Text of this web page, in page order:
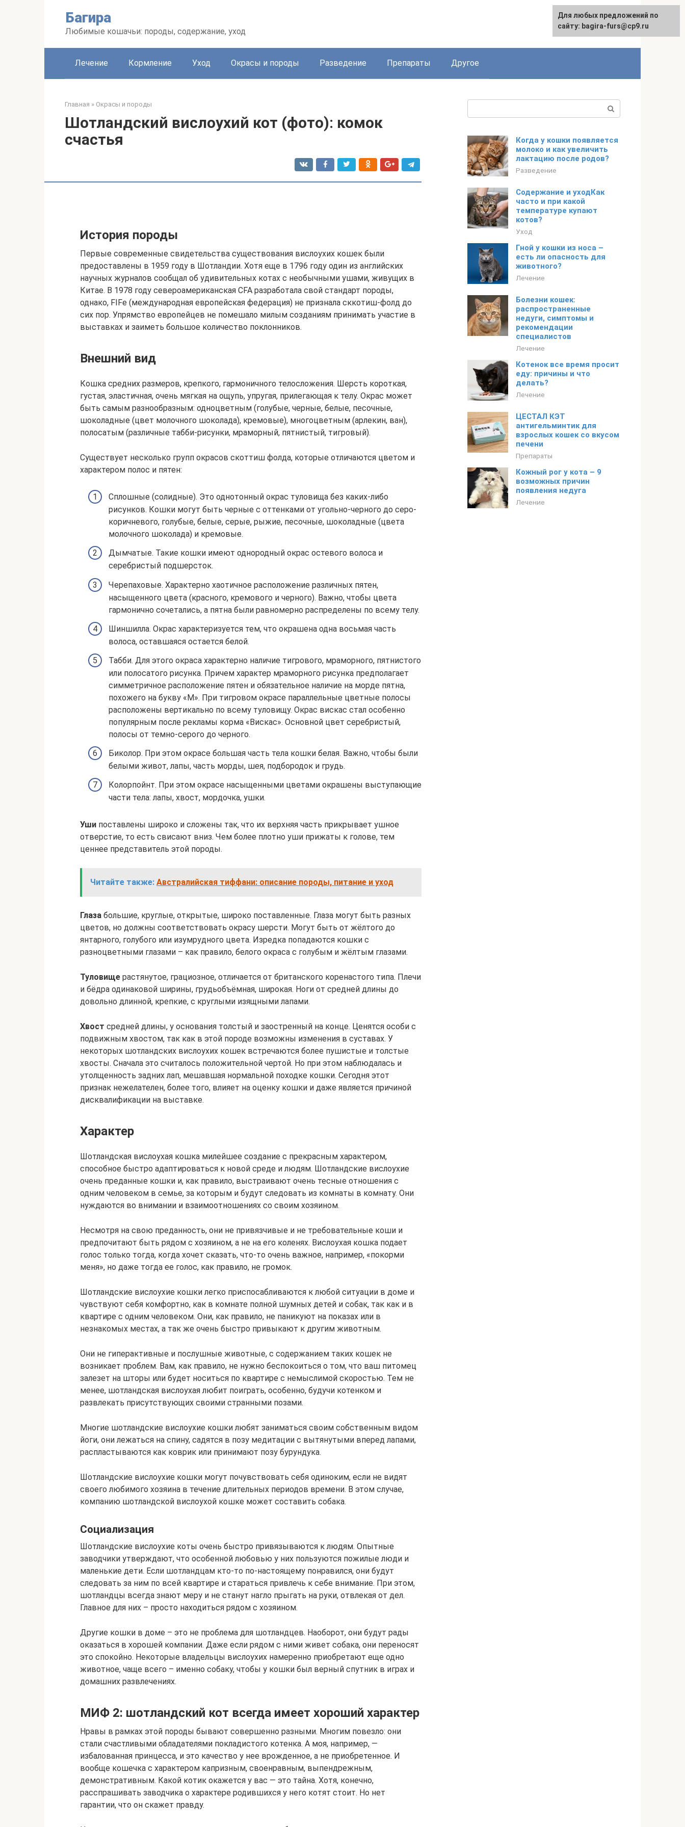
Багира
Любимые кошачьи: породы, содержание, уход
Лечение Кормление Уход Окрасы и породы Разведение Препараты Другое
Главная » Окрасы и породы
Шотландский вислоухий кот (фото): комок
счастья
История породы
Первые современные свидетельства существования вислоухих кошек были
предоставлены в 1959 году в Шотландии. Хотя еще в 1796 году один из английских
научных журналов сообщал об удивительных котах с необычными ушами, живущих в
Китае. В 1978 году североамериканская CFA разработала свой стандарт породы,
однако, FIFe (международная европейская федерация) не признала сккотиш-фолд до
сих пор. Упрямство европейцев не помешало милым созданиям принимать участие в
выставках и заиметь большое количество поклонников.
Внешний вид
Кошка средних размеров, крепкого, гармоничного телосложения. Шерсть короткая,
густая, эластичная, очень мягкая на ощупь, упругая, прилегающая к телу. Окрас может
быть самым разнообразным: одноцветным (голубые, черные, белые, песочные,
шоколадные (цвет молочного шоколада), кремовые), многоцветным (арлекин, ван),
полосатым (различные табби-рисунки, мраморный, пятнистый, тигровый).
Существует несколько групп окрасов скоттиш фолда, которые отличаются цветом и
характером полос и пятен:
Сплошные (солидные). Это однотонный окрас туловища без каких-либо
рисунков. Кошки могут быть черные с оттенками от угольно-черного до серо-
коричневого, голубые, белые, серые, рыжие, песочные, шоколадные (цвета
молочного шоколада) и кремовые.
Дымчатые. Такие кошки имеют однородный окрас остевого волоса и
серебристый подшерсток.
Черепаховые. Характерно хаотичное расположение различных пятен,
насыщенного цвета (красного, кремового и черного). Важно, чтобы цвета
гармонично сочетались, а пятна были равномерно распределены по всему телу.
Шиншилла. Окрас характеризуется тем, что окрашена одна восьмая часть
волоса, оставшаяся остается белой.
Табби. Для этого окраса характерно наличие тигрового, мраморного, пятнистого
или полосатого рисунка. Причем характер мраморного рисунка предполагает
симметричное расположение пятен и обязательное наличие на морде пятна,
похожего на букву «М». При тигровом окрасе параллельные цветные полосы
расположены вертикально по всему туловищу. Окрас вискас стал особенно
популярным после рекламы корма «Вискас». Основной цвет серебристый,
полосы от темно-серого до черного.
Биколор. При этом окрасе большая часть тела кошки белая. Важно, чтобы были
белыми живот, лапы, часть морды, шея, подбородок и грудь.
Колорпойнт. При этом окрасе насыщенными цветами окрашены выступающие
части тела: лапы, хвост, мордочка, ушки.
Уши поставлены широко и сложены так, что их верхняя часть прикрывает ушное
отверстие, то есть свисают вниз. Чем более плотно уши прижаты к голове, тем
ценнее представитель этой породы.
Читайте также: Австралийская тиффани: описание породы, питание и уход
Глаза большие, круглые, открытые, широко поставленные. Глаза могут быть разных
цветов, но должны соответствовать окрасу шерсти. Могут быть от жёлтого до
янтарного, голубого или изумрудного цвета. Изредка попадаются кошки с
разноцветными глазами – как правило, белого окраса с голубым и жёлтым глазами.
Туловище растянутое, грациозное, отличается от британского коренастого типа. Плечи
и бёдра одинаковой ширины, грудьобъёмная, широкая. Ноги от средней длины до
довольно длинной, крепкие, с круглыми изящными лапами.
Хвост средней длины, у основания толстый и заостренный на конце. Ценятся особи с
подвижным хвостом, так как в этой породе возможны изменения в суставах. У
некоторых шотландских вислоухих кошек встречаются более пушистые и толстые
хвосты. Сначала это считалось положительной чертой. Но при этом наблюдалась и
утолщенность задних лап, мешавшая нормальной походке кошки. Сегодня этот
признак нежелателен, более того, влияет на оценку кошки и даже является причиной
дисквалификации на выставке.
Характер
Шотландская вислоухая кошка милейшее создание с прекрасным характером,
способное быстро адаптироваться к новой среде и людям. Шотландские вислоухие
очень преданные кошки и, как правило, выстраивают очень тесные отношения с
одним человеком в семье, за которым и будут следовать из комнаты в комнату. Они
нуждаются во внимании и взаимоотношениях со своим хозяином.
Несмотря на свою преданность, они не привязчивые и не требовательные коши и
предпочитают быть рядом с хозяином, а не на его коленях. Вислоухая кошка подает
голос только тогда, когда хочет сказать, что-то очень важное, например, «покорми
меня», но даже тогда ее голос, как правило, не громок.
Шотландские вислоухие кошки легко приспосабливаются к любой ситуации в доме и
чувствуют себя комфортно, как в комнате полной шумных детей и собак, так как и в
квартире с одним человеком. Они, как правило, не паникуют на показах или в
незнакомых местах, а так же очень быстро привыкают к другим животным.
Они не гиперактивные и послушные животные, с содержанием таких кошек не
возникает проблем. Вам, как правило, не нужно беспокоиться о том, что ваш питомец
залезет на шторы или будет носиться по квартире с немыслимой скоростью. Тем не
менее, шотландская вислоухая любит поиграть, особенно, будучи котенком и
развлекать присутствующих своими странными позами.
Многие шотландские вислоухие кошки любят заниматься своим собственным видом
йоги, они лежаться на спину, садятся в позу медитации с вытянутыми вперед лапами,
распластываются как коврик или принимают позу бурундука.
Шотландские вислоухие кошки могут почувствовать себя одиноким, если не видят
своего любимого хозяина в течение длительных периодов времени. В этом случае,
компанию шотландской вислоухой кошке может составить собака.
Социализация
Шотландские вислоухие коты очень быстро привязываются к людям. Опытные
заводчики утверждают, что особенной любовью у них пользуются пожилые люди и
маленькие дети. Если шотландцам кто-то по-настоящему понравился, они будут
следовать за ним по всей квартире и стараться привлечь к себе внимание. При этом,
шотландцы всегда знают меру и не станут нагло прыгать на руки, отвлекая от дел.
Главное для них – просто находиться рядом с хозяином.
Другие кошки в доме – это не проблема для шотландцев. Наоборот, они будут рады
оказаться в хорошей компании. Даже если рядом с ними живет собака, они переносят
это спокойно. Некоторые владельцы вислоухих намеренно приобретают еще одно
животное, чаще всего – именно собаку, чтобы у кошки был верный спутник в играх и
домашних развлечениях.
МИФ 2: шотландский кот всегда имеет хороший характер
Нравы в рамках этой породы бывают совершенно разными. Многим повезло: они
стали счастливыми обладателями покладистого котенка. А моя, например, —
избалованная принцесса, и это качество у нее врожденное, а не приобретенное. И
вообще кошечка с характером капризным, своенравным, выпендрежным,
демонстративным. Какой котик окажется у вас — это тайна. Хотя, конечно,
расспрашивать заводчика о характере родившихся у него котят стоит. Но нет
гарантии, что он скажет правду.
Когда у кошки появляется
молоко и как увеличить
лактацию после родов?
Разведение
Содержание и уходКак
часто и при какой
температуре купают
котов?
Уход
Гной у кошки из носа –
есть ли опасность для
животного?
Лечение
Болезни кошек:
распространенные
недуги, симптомы и
рекомендации
специалистов
Лечение
Котенок все время просит
еду: причины и что
делать?
Лечение
ЦЕСТАЛ КЭТ
антигельминтик для
взрослых кошек со вкусом
печени
Препараты
Кожный рог у кота – 9
возможных причин
появления недуга
Лечение
Для любых предложений по
сайту: bagira-furs@cp9.ru